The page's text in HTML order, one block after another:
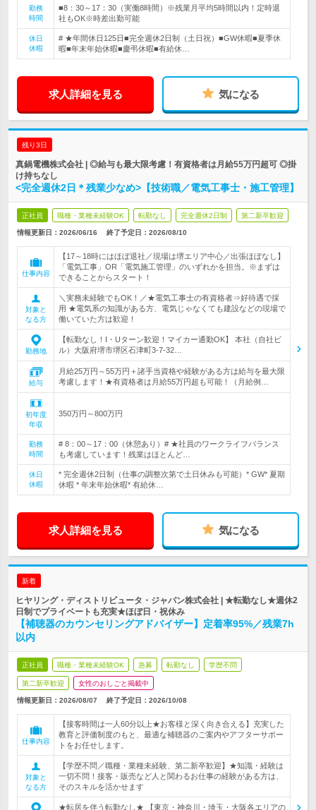
勤務
時間
■8：30～17：30（実働8時間）※残業月平均5時間以内！定時退
社もOK※時差出勤可能
休日
休暇
# ★年間休日125日■完全週休2日制（土日祝）■GW休暇■夏季休
暇■年末年始休暇■慶弔休暇■有給休…
求人詳細を見る 気になる
残り3日
真鍋電機株式会社 | ◎給与も最大限考慮！有資格者は月給55万円超可 ◎掛
け持ちなし
<完全週休2日＊残業少なめ>【技術職／電気工事士・施工管理】
正社員 職種・業種未経験OK 転勤なし 完全週休2日制 第二新卒歓迎
情報更新日：2026/06/16 終了予定日： 2026/08/10
仕事内容
【17～18時にはほぼ退社／現場は堺エリア中心／出張ほぼなし】
「電気工事」OR「電気施工管理」のいずれかを担当。※まずは
できることからスタート！
対象と
なる方
＼実務未経験でもOK！／★電気工事士の有資格者⇒好待遇で採
用 ★電気系の知識がある方、電気じゃなくても建設などの現場で
働いていた方は歓迎！
勤務地
【転勤なし！I・Uターン歓迎！マイカー通勤OK】 本社（自社ビ
ル）大阪府堺市堺区石津町3-7-32…
給与
月給25万円～55万円＋諸手当資格や経験がある方は給与を最大限
考慮します！★有資格者は月給55万円超も可能！（月給例…
初年度
年収
350万円～800万円
勤務
時間
# 8：00～17：00（休憩あり）# ★社員のワークライフバランス
も考慮しています！残業はほとんど…
休日
休暇
* 完全週休2日制（仕事の調整次第で土日休みも可能）* GW* 夏期
休暇 * 年末年始休暇* 有給休…
求人詳細を見る 気になる
新着
ヒヤリング・ディストリビュータ・ジャパン株式会社 | ★転勤なし★週休2
日制でプライベートも充実★ほぼ日・祝休み
【補聴器のカウンセリングアドバイザー】定着率95%／残業7h
以内
正社員 職種・業種未経験OK 急募 転勤なし 学歴不問
第二新卒歓迎 女性のおしごと掲載中
情報更新日：2026/08/07 終了予定日： 2026/10/08
仕事内容
【接客時間は一人60分以上★お客様と深く向き合える】充実した
教育と評価制度のもと、最適な補聴器のご案内やアフターサポー
トをお任せします。
対象と
なる方
【学歴不問／職種・業種未経験、第二新卒歓迎】★知識・経験は
一切不問！接客・販売など人と関わるお仕事の経験がある方は、
そのスキルを活かせます
★転居を伴う転勤なし★ 【東京・神奈川・埼玉・大阪各エリアの